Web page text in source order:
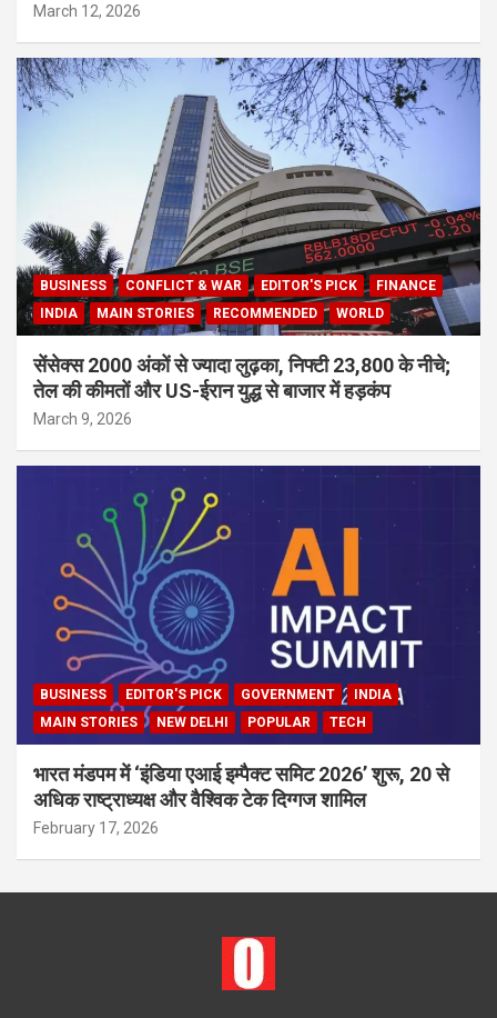
March 12, 2026
BUSINESS CONFLICT & WAR EDITOR'S PICK
FINANCE
INDIA
MAIN STORIES RECOMMENDED WORLD
सेंसेक्स 2000 अंकों से ज्यादा लुढ़का, निफ्टी 23,800 के नीचे;
तेल की कीमतों और US-ईरान युद्ध से बाजार में हड़कंप
March 9, 2026
BUSINESS EDITOR'S PICK GOVERNMENT
INDIA
MAIN STORIES
NEW DELHI POPULAR TECH
भारत मंडपम में ‘इंडिया एआई इम्पैक्ट समिट 2026’ शुरू, 20 से
अधिक राष्ट्राध्यक्ष और वैश्विक टेक दिग्गज शामिल
February 17, 2026